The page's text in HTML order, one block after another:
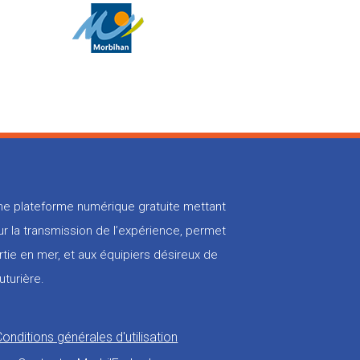
plateforme numérique gratuite mettant
la transmission de l’expérience, permet
en mer, et aux équipiers désireux de
générales d'utilisation